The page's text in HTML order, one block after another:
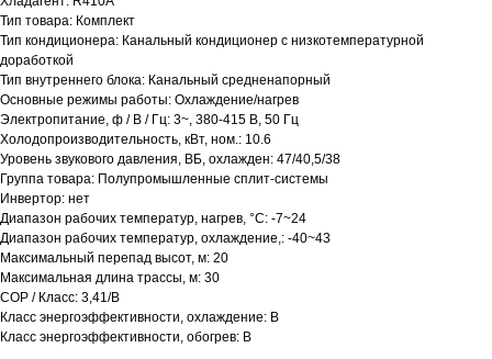
Тип товара: Комплект
Тип кондиционера: Канальный кондиционер с низкотемпературной
доработкой
Тип внутреннего блока: Канальный средненапорный
Основные режимы работы: Охлаждение/нагрев
Электропитание, ф / В / Гц: 3~, 380-415 В, 50 Гц
Холодопроизводительность, кВт, ном.: 10.6
Уровень звукового давления, ВБ, охлажден: 47/40,5/38
Группа товара: Полупромышленные сплит-системы
Инвертор: нет
Диапазон рабочих температур, нагрев, °C: -7~24
Диапазон рабочих температур, охлаждение,: -40~43
Максимальный перепад высот, м: 20
Максимальная длина трассы, м: 30
COP / Класс: 3,41/B
Класс энергоэффективности, охлаждение: B
Класс энергоэффективности, обогрев: B